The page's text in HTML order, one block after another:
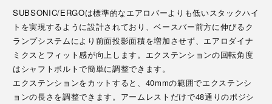
SUBSONIC/ERGOは標準的なエアロバーよりも低いスタックハイ
トを実現するように設計されており、ベースバー前方に伸びるク
ランプシステムにより前面投影面積を増加させず、エアロダイナ
ミクスとフィット感が向上します。エクステンションの回転角度
はシャフトボルトで簡単に調整できます。
エクステンションをカットすると、40mmの範囲でエクステンシ
ョンの長さを調整できます。アームレストだけで48通りのポジシ